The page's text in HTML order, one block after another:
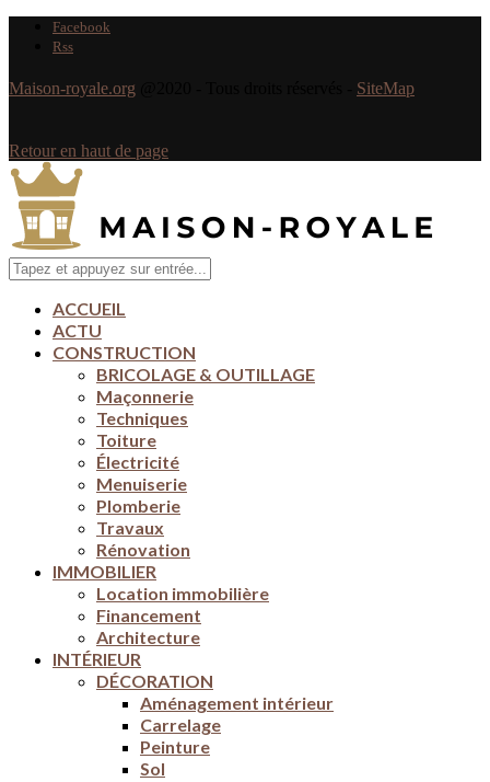
Facebook
Rss
Maison-royale.org SiteMap
Retour en haut de page
ACCUEIL
ACTU
CONSTRUCTION
BRICOLAGE & OUTILLAGE
Maçonnerie
Techniques
Toiture
Électricité
Menuiserie
Plomberie
Travaux
Rénovation
IMMOBILIER
Location immobilière
Financement
Architecture
INTÉRIEUR
DÉCORATION
Aménagement intérieur
Carrelage
Peinture
Sol